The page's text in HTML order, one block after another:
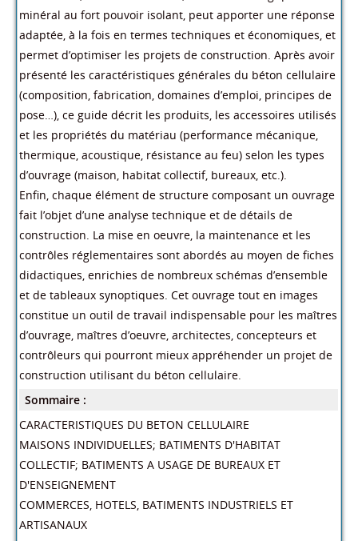
minéral au fort pouvoir isolant, peut apporter une réponse
adaptée, à la fois en termes techniques et économiques, et
permet d’optimiser les projets de construction. Après avoir
présenté les caractéristiques générales du béton cellulaire
(composition, fabrication, domaines d’emploi, principes de
pose…), ce guide décrit les produits, les accessoires utilisés
et les propriétés du matériau (performance mécanique,
thermique, acoustique, résistance au feu) selon les types
d’ouvrage (maison, habitat collectif, bureaux, etc.).
Enfin, chaque élément de structure composant un ouvrage
fait l’objet d’une analyse technique et de détails de
construction. La mise en oeuvre, la maintenance et les
contrôles réglementaires sont abordés au moyen de fiches
didactiques, enrichies de nombreux schémas d’ensemble
et de tableaux synoptiques. Cet ouvrage tout en images
constitue un outil de travail indispensable pour les maîtres
d’ouvrage, maîtres d’oeuvre, architectes, concepteurs et
contrôleurs qui pourront mieux appréhender un projet de
construction utilisant du béton cellulaire.
Sommaire :
CARACTERISTIQUES DU BETON CELLULAIRE
MAISONS INDIVIDUELLES; BATIMENTS D'HABITAT
COLLECTIF; BATIMENTS A USAGE DE BUREAUX ET
D'ENSEIGNEMENT
COMMERCES, HOTELS, BATIMENTS INDUSTRIELS ET
ARTISANAUX